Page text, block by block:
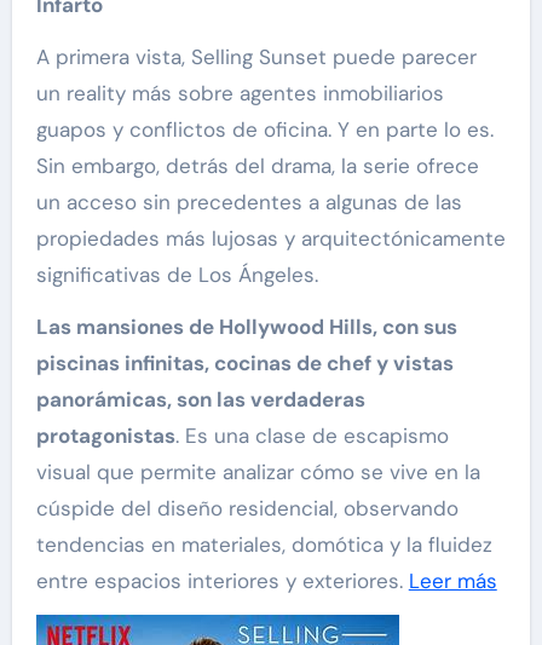
A primera vista, Selling Sunset puede parecer
un reality más sobre agentes inmobiliarios
guapos y conflictos de oficina. Y en parte lo es.
Sin embargo, detrás del drama, la serie ofrece
un acceso sin precedentes a algunas de las
propiedades más lujosas y arquitectónicamente
significativas de Los Ángeles.
Las mansiones de Hollywood Hills, con sus
piscinas infinitas, cocinas de chef y vistas
panorámicas, son las verdaderas
protagonistas. Es una clase de escapismo
visual que permite analizar cómo se vive en la
cúspide del diseño residencial, observando
tendencias en materiales, domótica y la fluidez
entre espacios interiores y exteriores. Leer más